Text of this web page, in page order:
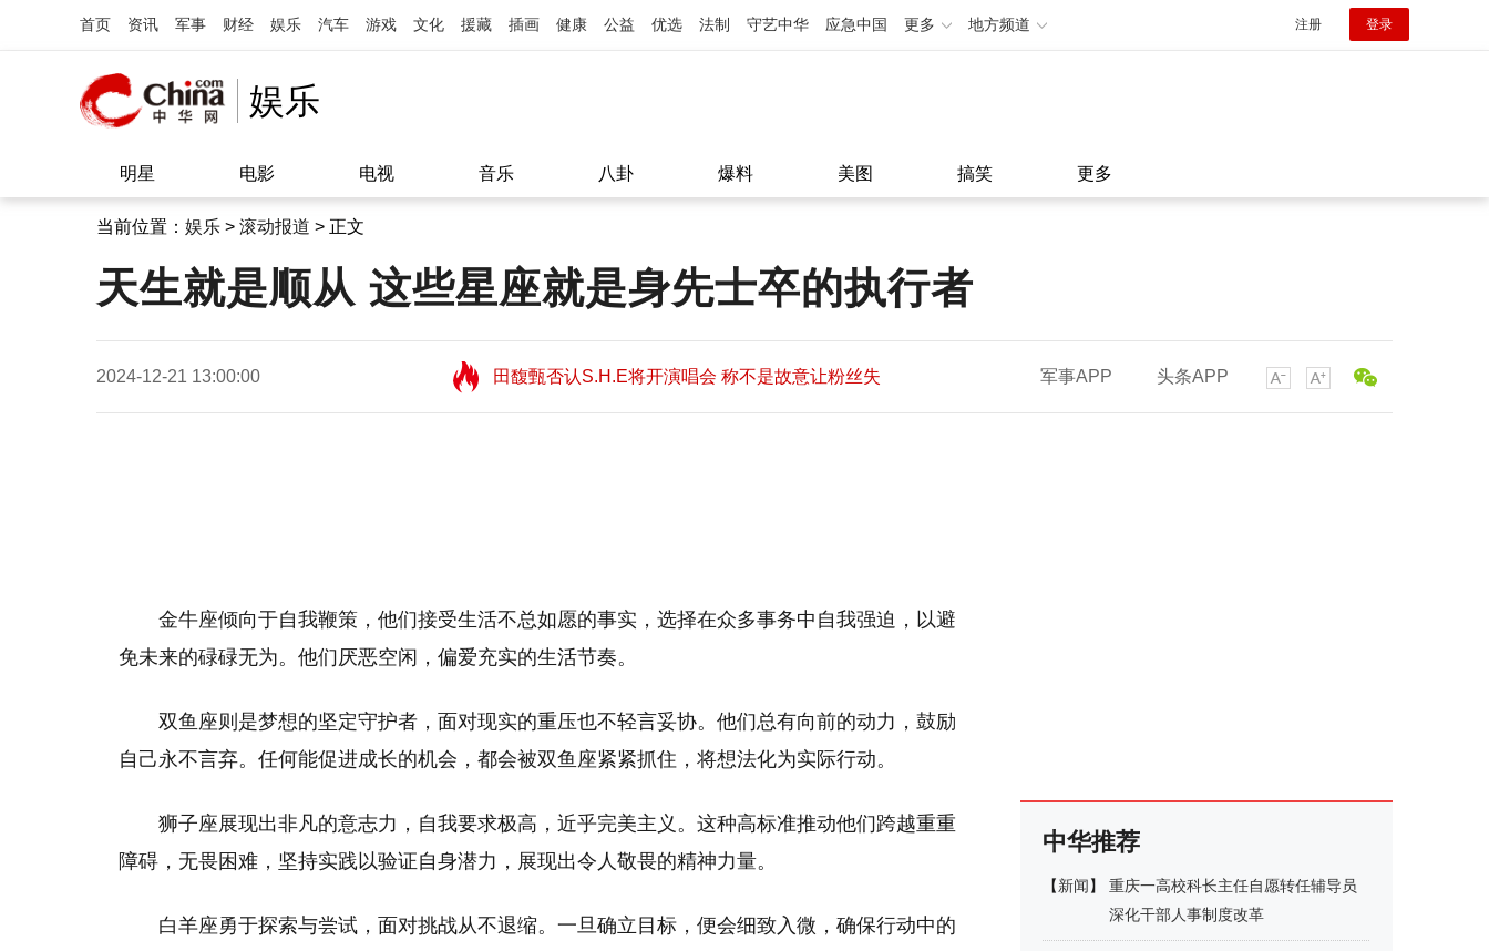
首页 资讯 军事 财经 娱乐 汽车 游戏 文化 援藏 插画 健康 公益 优选 法制 守艺中华 应急中国 更多 地方频道 注册 登录
娱乐
明星 电影 电视 音乐 八卦 爆料 美图 搞笑 更多
当前位置： 娱乐 > 滚动报道 > 正文
天生就是顺从 这些星座就是身先士卒的执行者
2024-12-21 13:00:00
田馥甄否认S.H.E将开演唱会 称不是故意让粉丝失
望11:08
田馥甄否认S.H.E将开演唱会 称不是故意让粉丝失
军事APP 头条APP
金牛座倾向于自我鞭策，他们接受生活不总如愿的事实，选择在众多事务中自我强迫，以避
免未来的碌碌无为。他们厌恶空闲，偏爱充实的生活节奏。
双鱼座则是梦想的坚定守护者，面对现实的重压也不轻言妥协。他们总有向前的动力，鼓励
自己永不言弃。任何能促进成长的机会，都会被双鱼座紧紧抓住，将想法化为实际行动。
狮子座展现出非凡的意志力，自我要求极高，近乎完美主义。这种高标准推动他们跨越重重
障碍，无畏困难，坚持实践以验证自身潜力，展现出令人敬畏的精神力量。
白羊座勇于探索与尝试，面对挑战从不退缩。一旦确立目标，便会细致入微，确保行动中的
中华推荐
【新闻】
重庆一高校科长主任自愿转任辅导员
深化干部人事制度改革